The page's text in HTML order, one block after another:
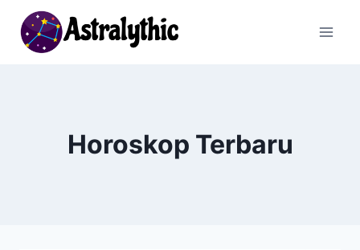
content
Horoskop Terbaru